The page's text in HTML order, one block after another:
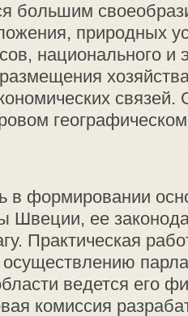
большим
природных
национального и
связей.
формировании
Швеции, ее
Практическая
ведется его
комиссия